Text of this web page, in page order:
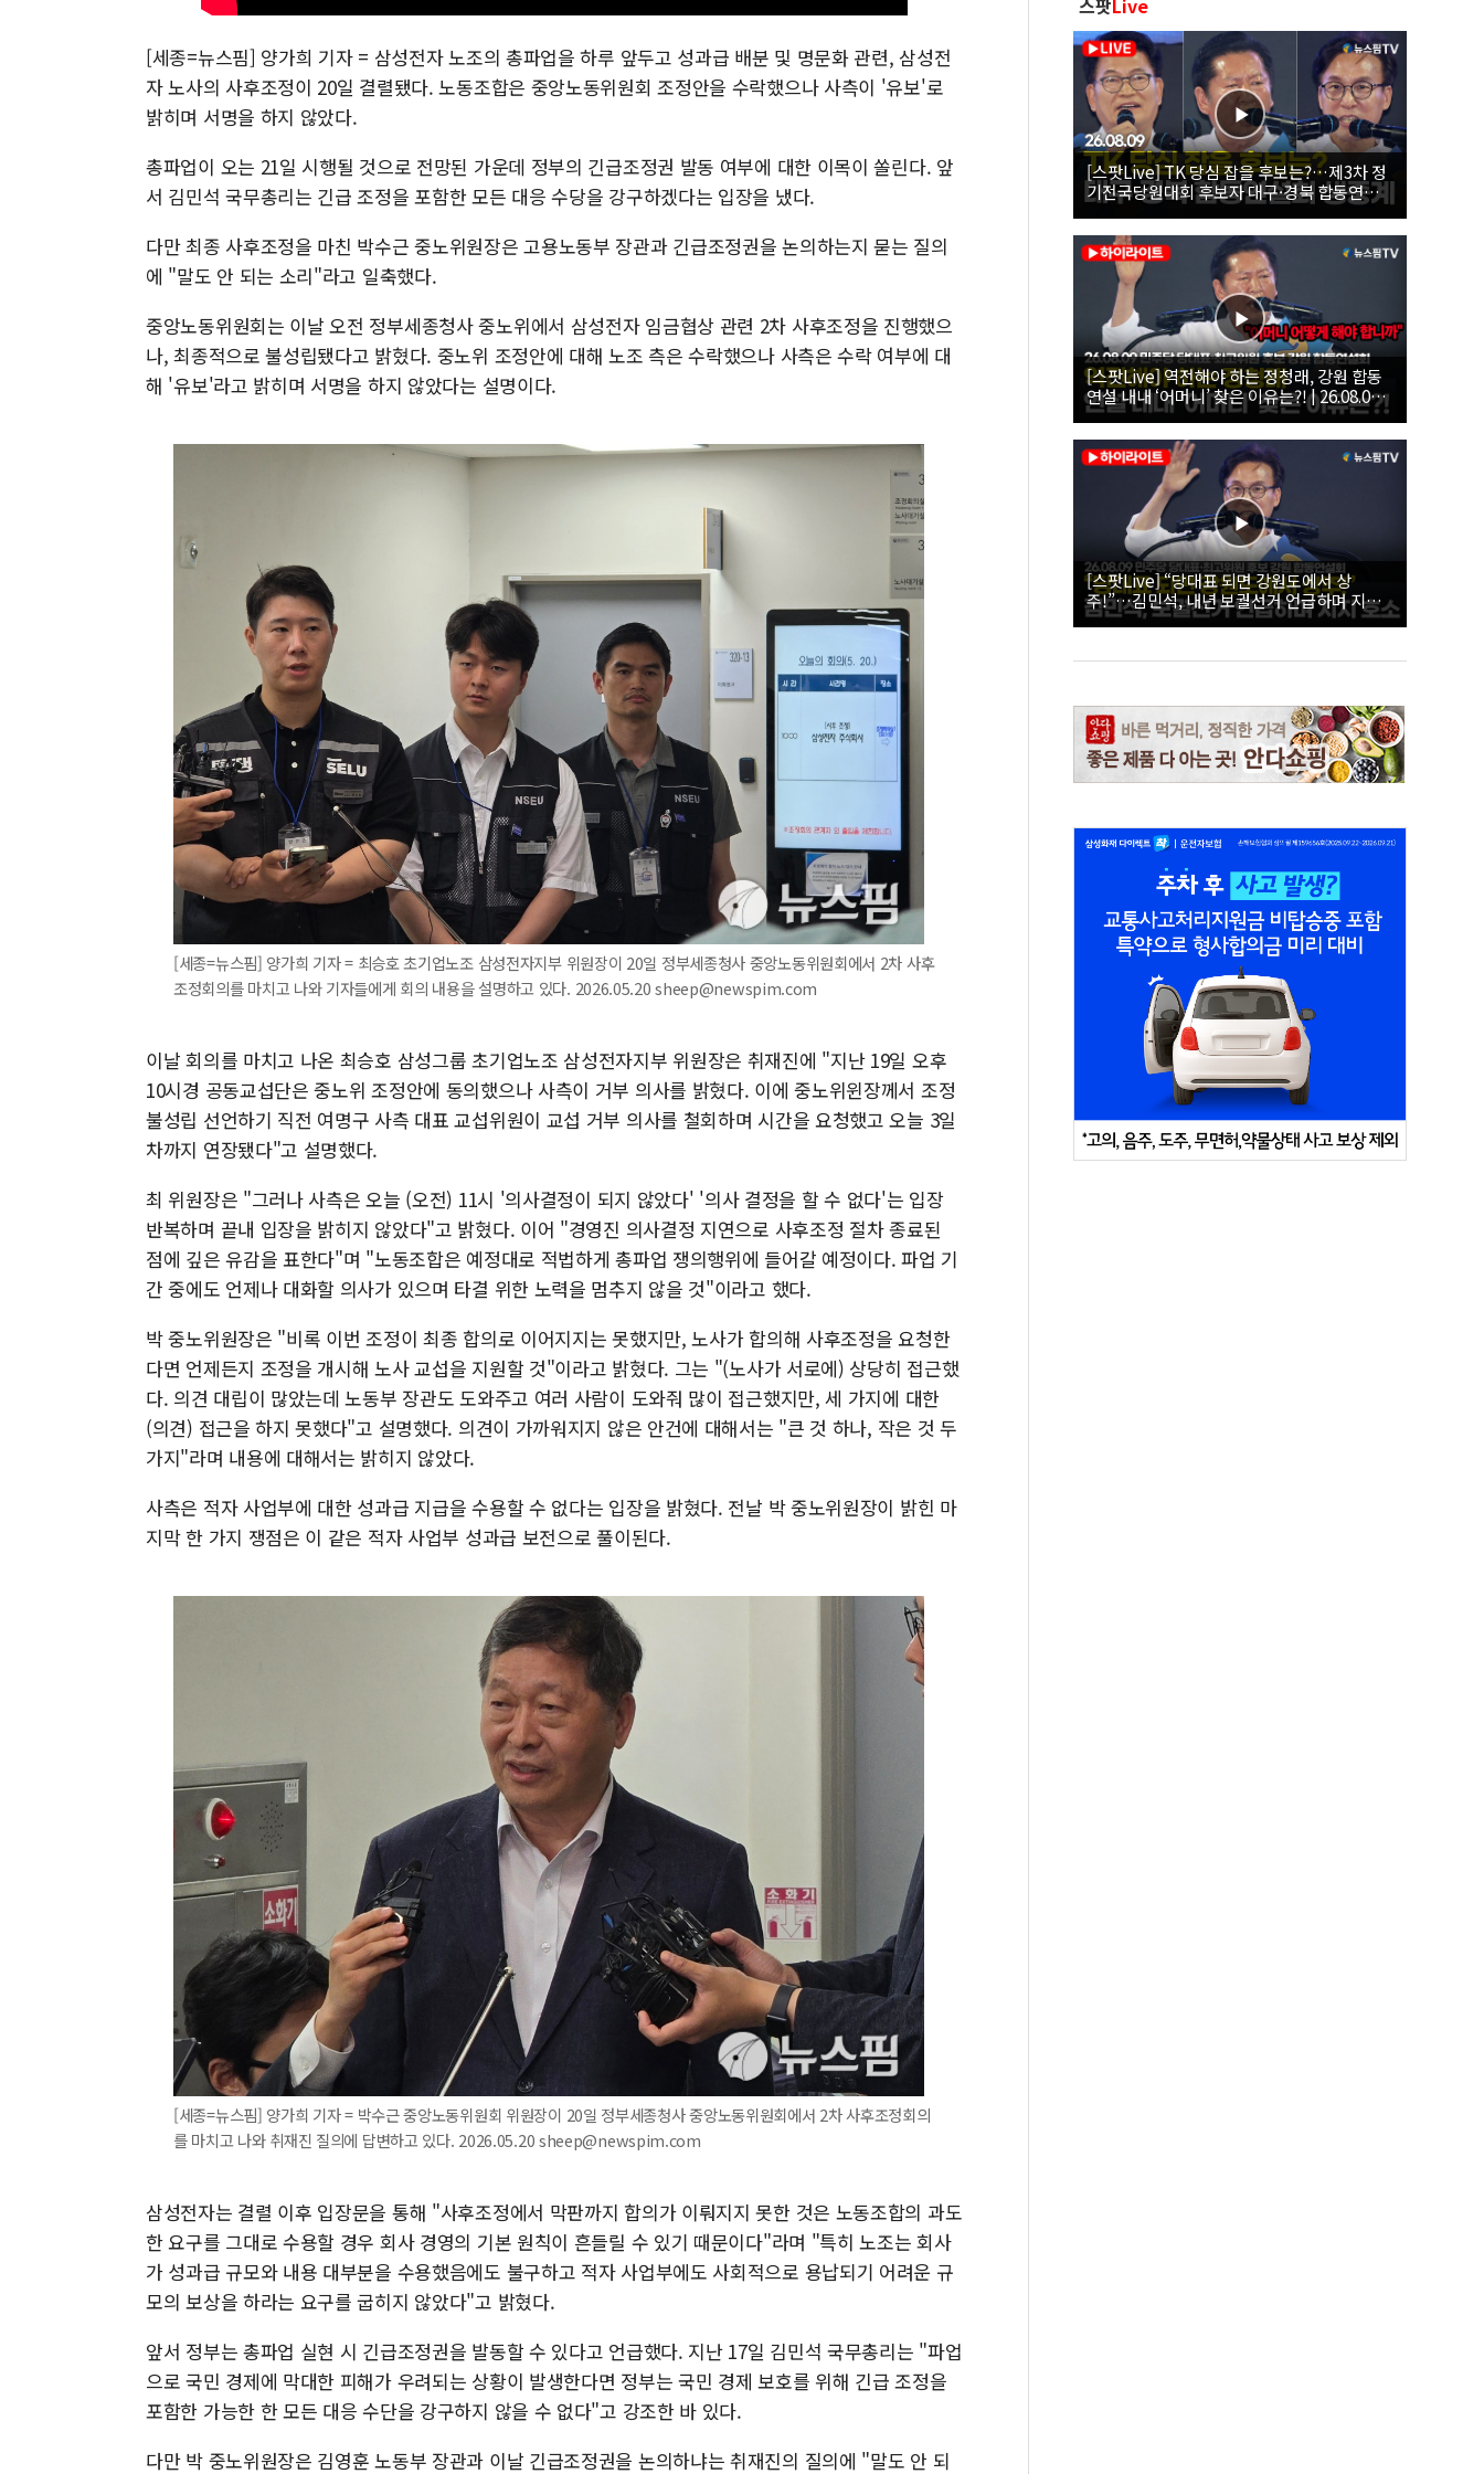
[세종=뉴스핌] 양가희 기자 = 삼성전자 노조의 총파업을 하루 앞두고 성과급 배분 및 명문화 관련, 삼성전
자 노사의 사후조정이 20일 결렬됐다. 노동조합은 중앙노동위원회 조정안을 수락했으나 사측이 '유보'로
밝히며 서명을 하지 않았다.
총파업이 오는 21일 시행될 것으로 전망된 가운데 정부의 긴급조정권 발동 여부에 대한 이목이 쏠린다. 앞
서 김민석 국무총리는 긴급 조정을 포함한 모든 대응 수당을 강구하겠다는 입장을 냈다.
다만 최종 사후조정을 마친 박수근 중노위원장은 고용노동부 장관과 긴급조정권을 논의하는지 묻는 질의
에 "말도 안 되는 소리"라고 일축했다.
중앙노동위원회는 이날 오전 정부세종청사 중노위에서 삼성전자 임금협상 관련 2차 사후조정을 진행했으
나, 최종적으로 불성립됐다고 밝혔다. 중노위 조정안에 대해 노조 측은 수락했으나 사측은 수락 여부에 대
해 '유보'라고 밝히며 서명을 하지 않았다는 설명이다.
[세종=뉴스핌] 양가희 기자 = 최승호 초기업노조 삼성전자지부 위원장이 20일 정부세종청사 중앙노동위원회에서 2차 사후
조정회의를 마치고 나와 기자들에게 회의 내용을 설명하고 있다. 2026.05.20 sheep@newspim.com
이날 회의를 마치고 나온 최승호 삼성그룹 초기업노조 삼성전자지부 위원장은 취재진에 "지난 19일 오후
10시경 공동교섭단은 중노위 조정안에 동의했으나 사측이 거부 의사를 밝혔다. 이에 중노위윈장께서 조정
불성립 선언하기 직전 여명구 사측 대표 교섭위원이 교섭 거부 의사를 철회하며 시간을 요청했고 오늘 3일
차까지 연장됐다"고 설명했다.
최 위원장은 "그러나 사측은 오늘 (오전) 11시 '의사결정이 되지 않았다' '의사 결정을 할 수 없다'는 입장
반복하며 끝내 입장을 밝히지 않았다"고 밝혔다. 이어 "경영진 의사결정 지연으로 사후조정 절차 종료된
점에 깊은 유감을 표한다"며 "노동조합은 예정대로 적법하게 총파업 쟁의행위에 들어갈 예정이다. 파업 기
간 중에도 언제나 대화할 의사가 있으며 타결 위한 노력을 멈추지 않을 것"이라고 했다.
박 중노위원장은 "비록 이번 조정이 최종 합의로 이어지지는 못했지만, 노사가 합의해 사후조정을 요청한
다면 언제든지 조정을 개시해 노사 교섭을 지원할 것"이라고 밝혔다. 그는 "(노사가 서로에) 상당히 접근했
다. 의견 대립이 많았는데 노동부 장관도 도와주고 여러 사람이 도와줘 많이 접근했지만, 세 가지에 대한
(의견) 접근을 하지 못했다"고 설명했다. 의견이 가까워지지 않은 안건에 대해서는 "큰 것 하나, 작은 것 두
가지"라며 내용에 대해서는 밝히지 않았다.
사측은 적자 사업부에 대한 성과급 지급을 수용할 수 없다는 입장을 밝혔다. 전날 박 중노위원장이 밝힌 마
지막 한 가지 쟁점은 이 같은 적자 사업부 성과급 보전으로 풀이된다.
[세종=뉴스핌] 양가희 기자 = 박수근 중앙노동위원회 위원장이 20일 정부세종청사 중앙노동위원회에서 2차 사후조정회의
를 마치고 나와 취재진 질의에 답변하고 있다. 2026.05.20 sheep@newspim.com
삼성전자는 결렬 이후 입장문을 통해 "사후조정에서 막판까지 합의가 이뤄지지 못한 것은 노동조합의 과도
한 요구를 그대로 수용할 경우 회사 경영의 기본 원칙이 흔들릴 수 있기 때문이다"라며 "특히 노조는 회사
가 성과급 규모와 내용 대부분을 수용했음에도 불구하고 적자 사업부에도 사회적으로 용납되기 어려운 규
모의 보상을 하라는 요구를 굽히지 않았다"고 밝혔다.
앞서 정부는 총파업 실현 시 긴급조정권을 발동할 수 있다고 언급했다. 지난 17일 김민석 국무총리는 "파업
으로 국민 경제에 막대한 피해가 우려되는 상황이 발생한다면 정부는 국민 경제 보호를 위해 긴급 조정을
포함한 가능한 한 모든 대응 수단을 강구하지 않을 수 없다"고 강조한 바 있다.
다만 박 중노위원장은 김영훈 노동부 장관과 이날 긴급조정권을 논의하냐는 취재진의 질의에 "말도 안 되
스팟Live
[스팟Live] TK 당심 잡을 후보는?…제3차 정
기전국당원대회 후보자 대구·경북 합동연설
회 생중계 | 26.08.09
[스팟Live] 역전해야 하는 정청래, 강원 합동
연설 내내 ‘어머니’ 찾은 이유는?! | 26.08.09
더불어민주당 당대표·최고위원 후보 강원 합
동연설회
[스팟Live] “당대표 되면 강원도에서 상
주!”…김민석, 내년 보궐선거 언급하며 지지
호소 | 26.08.09 더불어민주당 당대표·최고위